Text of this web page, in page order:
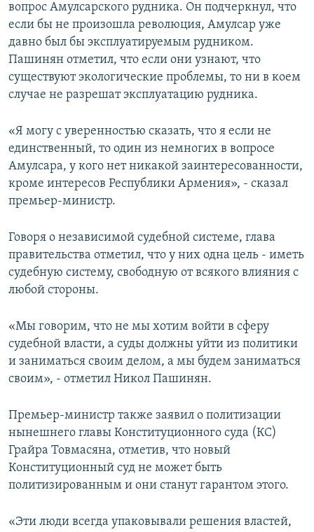
вопрос Амулсарского рудника. Он подчеркнул, что
если бы не произошла революция, Амулсар уже
давно был бы эксплуатируемым рудником.
Пашинян отметил, что если они узнают, что
существуют экологические проблемы, то ни в коем
случае не разрешат эксплуатацию рудника.
«Я могу с уверенностью сказать, что я если не
единственный, то один из немногих в вопросе
Амулсара, у кого нет никакой заинтересованности,
кроме интересов Республики Армения», - сказал
премьер-министр.
Говоря о независимой судебной системе, глава
правительства отметил, что у них одна цель - иметь
судебную систему, свободную от всякого влияния с
любой стороны.
«Мы говорим, что не мы хотим войти в сферу
судебной власти, а суды должны уйти из политики
и заниматься своим делом, а мы будем заниматься
своим», - отметил Никол Пашинян.
Премьер-министр также заявил о политизации
нынешнего главы Конституционного суда (КС)
Грайра Товмасяна, отметив, что новый
Конституционный суд не может быть
политизированным и они станут гарантом этого.
«Эти люди всегда упаковывали решения властей,